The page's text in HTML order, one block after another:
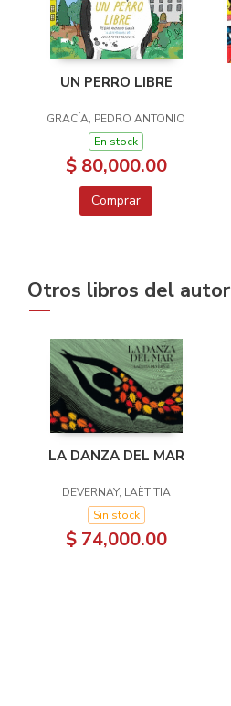
UN PERRO LIBRE
GRACÍA, PEDRO ANTONIO
En stock
$ 80,000.00
Comprar
Otros libros del autor
LA DANZA DEL MAR
DEVERNAY, LAËTITIA
Sin stock
$ 74,000.00